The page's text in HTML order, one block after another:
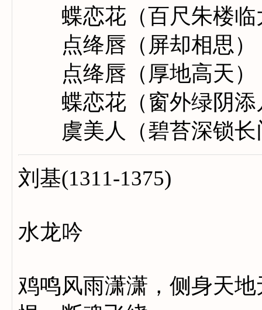
蝶恋花（百尺朱楼临
点绛唇（屏却相思）
点绛唇（厚地高天）
蝶恋花（窗外绿阴添
虞美人（碧苔深锁长
刘基(1311-1375)
水龙吟
鸡鸣风雨潇潇，侧身天